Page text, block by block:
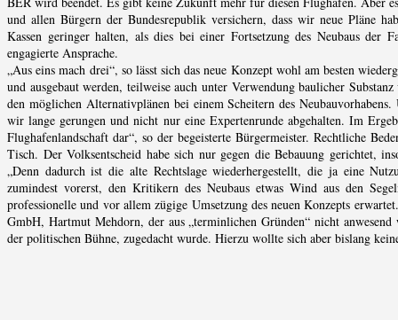
und allen Bürgern der Bundesrepublik versichern, dass wir neue Pläne
Kassen geringer halten, als dies bei einer Fortsetzung des Neubaus der
engagierte Ansprache.
„Aus eins mach drei“, so lässt sich das neue Konzept wohl am besten
und ausgebaut werden, teilweise auch unter Verwendung baulicher
den möglichen Alternativplänen bei einem Scheitern des
wir lange gerungen und nicht nur eine Expertenrunde abgehalten. Im
Flughafenlandschaft dar“, so der begeisterte Bürgermeister. Rechtliche
Tisch. Der Volksentscheid habe sich nur gegen die Bebauung gerichtet,
„Denn dadurch ist die alte Rechtslage wiederhergestellt, die ja eine
zumindest vorerst, den Kritikern des Neubaus etwas Wind aus den
professionelle und vor allem zügige Umsetzung des neuen Konzepts
GmbH, Hartmut Mehdorn, der aus „terminlichen Gründen“ nicht
der politischen Bühne, zugedacht wurde. Hierzu wollte sich aber bislang